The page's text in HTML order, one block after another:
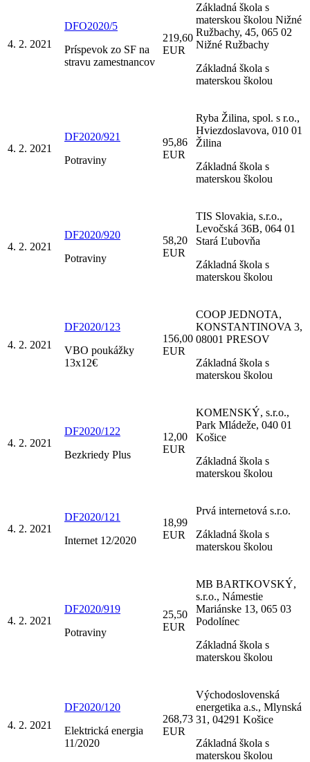
4. 2. 2021
DFO2020/5
Príspevok zo SF na
stravu zamestnancov
219,60
EUR
Základná škola s
materskou školou Nižné
Ružbachy, 45, 065 02
Nižné Ružbachy
Základná škola s
materskou školou
4. 2. 2021
DF2020/921
Potraviny
95,86
EUR
Ryba Žilina, spol. s r.o.,
Hviezdoslavova, 010 01
Žilina
Základná škola s
materskou školou
4. 2. 2021
DF2020/920
Potraviny
58,20
EUR
TIS Slovakia, s.r.o.,
Levočská 36B, 064 01
Stará Ľubovňa
Základná škola s
materskou školou
4. 2. 2021
DF2020/123
VBO poukážky
13x12€
156,00
EUR
COOP JEDNOTA,
KONSTANTINOVA 3,
08001 PRESOV
Základná škola s
materskou školou
4. 2. 2021
DF2020/122
Bezkriedy Plus
12,00
EUR
KOMENSKÝ, s.r.o.,
Park Mládeže, 040 01
Košice
Základná škola s
materskou školou
4. 2. 2021
DF2020/121
Internet 12/2020
18,99
EUR
Prvá internetová s.r.o.
Základná škola s
materskou školou
4. 2. 2021
DF2020/919
Potraviny
25,50
EUR
MB BARTKOVSKÝ,
s.r.o., Námestie
Mariánske 13, 065 03
Podolínec
Základná škola s
materskou školou
4. 2. 2021
DF2020/120
Elektrická energia
11/2020
268,73
EUR
Východoslovenská
energetika a.s., Mlynská
31, 04291 Košice
Základná škola s
materskou školou